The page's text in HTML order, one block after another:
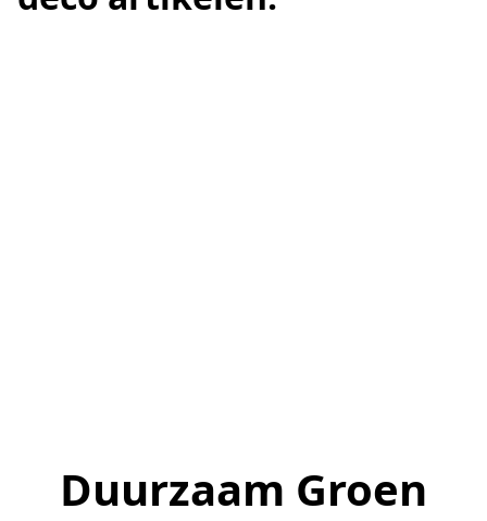
Duurzaam Groen